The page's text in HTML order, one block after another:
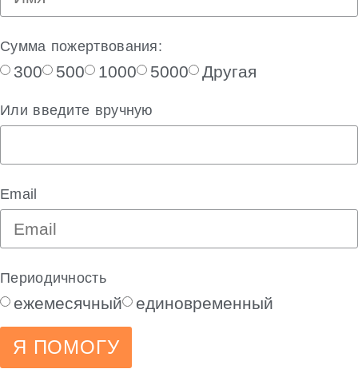
Сумма пожертвования:
300 500 1000 5000 Другая
Или введите вручную
Email
Периодичность
ежемесячный единовременный
Я ПОМОГУ